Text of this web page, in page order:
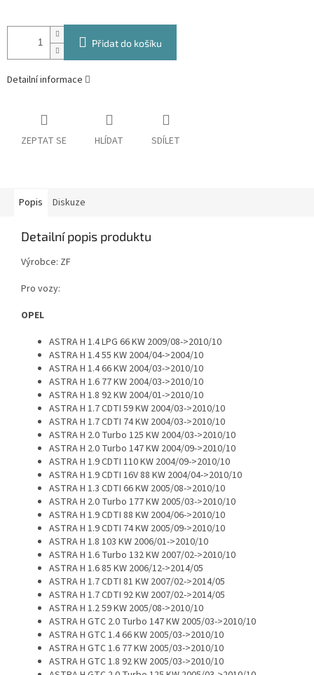
Přidat do košíku
Detailní informace
ZEPTAT SE HLÍDAT SDÍLET
Popis Diskuze
Detailní popis produktu
Výrobce: ZF
Pro vozy:
OPEL
ASTRA H 1.4 LPG 66 KW 2009/08->2010/10
ASTRA H 1.4 55 KW 2004/04->2004/10
ASTRA H 1.4 66 KW 2004/03->2010/10
ASTRA H 1.6 77 KW 2004/03->2010/10
ASTRA H 1.8 92 KW 2004/01->2010/10
ASTRA H 1.7 CDTI 59 KW 2004/03->2010/10
ASTRA H 1.7 CDTI 74 KW 2004/03->2010/10
ASTRA H 2.0 Turbo 125 KW 2004/03->2010/10
ASTRA H 2.0 Turbo 147 KW 2004/09->2010/10
ASTRA H 1.9 CDTI 110 KW 2004/09->2010/10
ASTRA H 1.9 CDTI 16V 88 KW 2004/04->2010/10
ASTRA H 1.3 CDTI 66 KW 2005/08->2010/10
ASTRA H 2.0 Turbo 177 KW 2005/03->2010/10
ASTRA H 1.9 CDTI 88 KW 2004/06->2010/10
ASTRA H 1.9 CDTI 74 KW 2005/09->2010/10
ASTRA H 1.8 103 KW 2006/01->2010/10
ASTRA H 1.6 Turbo 132 KW 2007/02->2010/10
ASTRA H 1.6 85 KW 2006/12->2014/05
ASTRA H 1.7 CDTI 81 KW 2007/02->2014/05
ASTRA H 1.7 CDTI 92 KW 2007/02->2014/05
ASTRA H 1.2 59 KW 2005/08->2010/10
ASTRA H GTC 2.0 Turbo 147 KW 2005/03->2010/10
ASTRA H GTC 1.4 66 KW 2005/03->2010/10
ASTRA H GTC 1.6 77 KW 2005/03->2010/10
ASTRA H GTC 1.8 92 KW 2005/03->2010/10